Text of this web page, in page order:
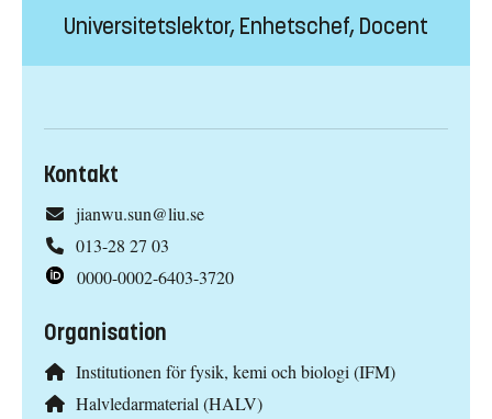
Universitetslektor, Enhetschef, Docent
Kontakt
jianwu.sun@liu.se
013-28 27 03
0000-0002-6403-3720
Organisation
Institutionen för fysik, kemi och biologi (IFM)
Halvledarmaterial (HALV)